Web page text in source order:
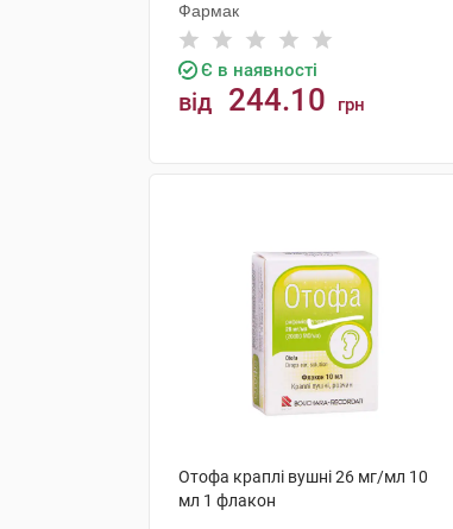
Фармак
Є в наявності
від 244.10 грн
Отофа краплі вушні 26 мг/мл 10
мл 1 флакон